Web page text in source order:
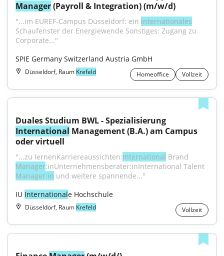
Manager (Payroll & Integration) (m/w/d)
"...im EUREF-Campus Düsseldorf: ein internationales
Schaufenster der Energiewende Sonstiges: Zugang zu
Corporate..."
SPIE Germany Switzerland Austria GmbH
Düsseldorf, Raum Krefeld Homeoffice Vollzeit
International Management (B.A.) am Campus
oder virtuell
"...zu lernenKarriereaussichten:International
Manager
Manager:in und weitere spannende..."
IU Internationale Hochschule
Düsseldorf, Raum Krefeld Vollzeit